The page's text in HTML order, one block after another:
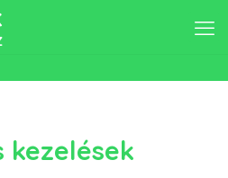
kezelések